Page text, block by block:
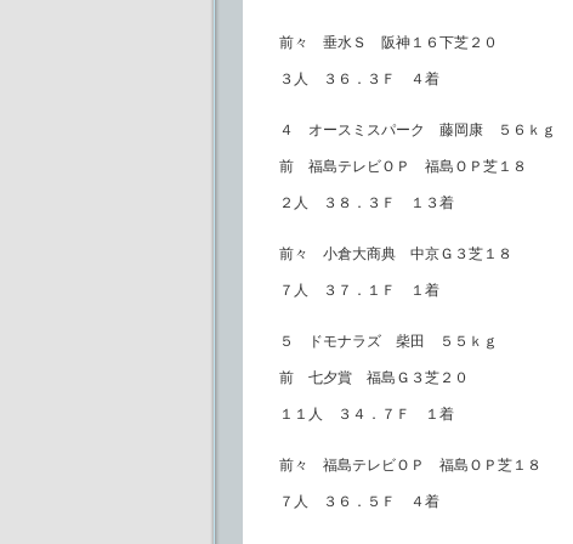
前々 垂水Ｓ 阪神１６下芝２０
３人 ３６．３Ｆ ４着
４ オースミスパーク 藤岡康 ５６ｋｇ
前 福島テレビＯＰ 福島ＯＰ芝１８
２人 ３８．３Ｆ １３着
前々 小倉大商典 中京Ｇ３芝１８
７人 ３７．１Ｆ １着
５ ドモナラズ 柴田 ５５ｋｇ
前 七夕賞 福島Ｇ３芝２０
１１人 ３４．７Ｆ １着
前々 福島テレビＯＰ 福島ＯＰ芝１８
７人 ３６．５Ｆ ４着